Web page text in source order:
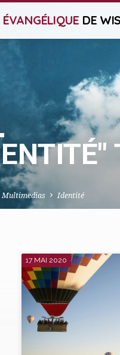
ÉVANGÉLIQUE DE
Multimedias Identité
17 MAI 2020